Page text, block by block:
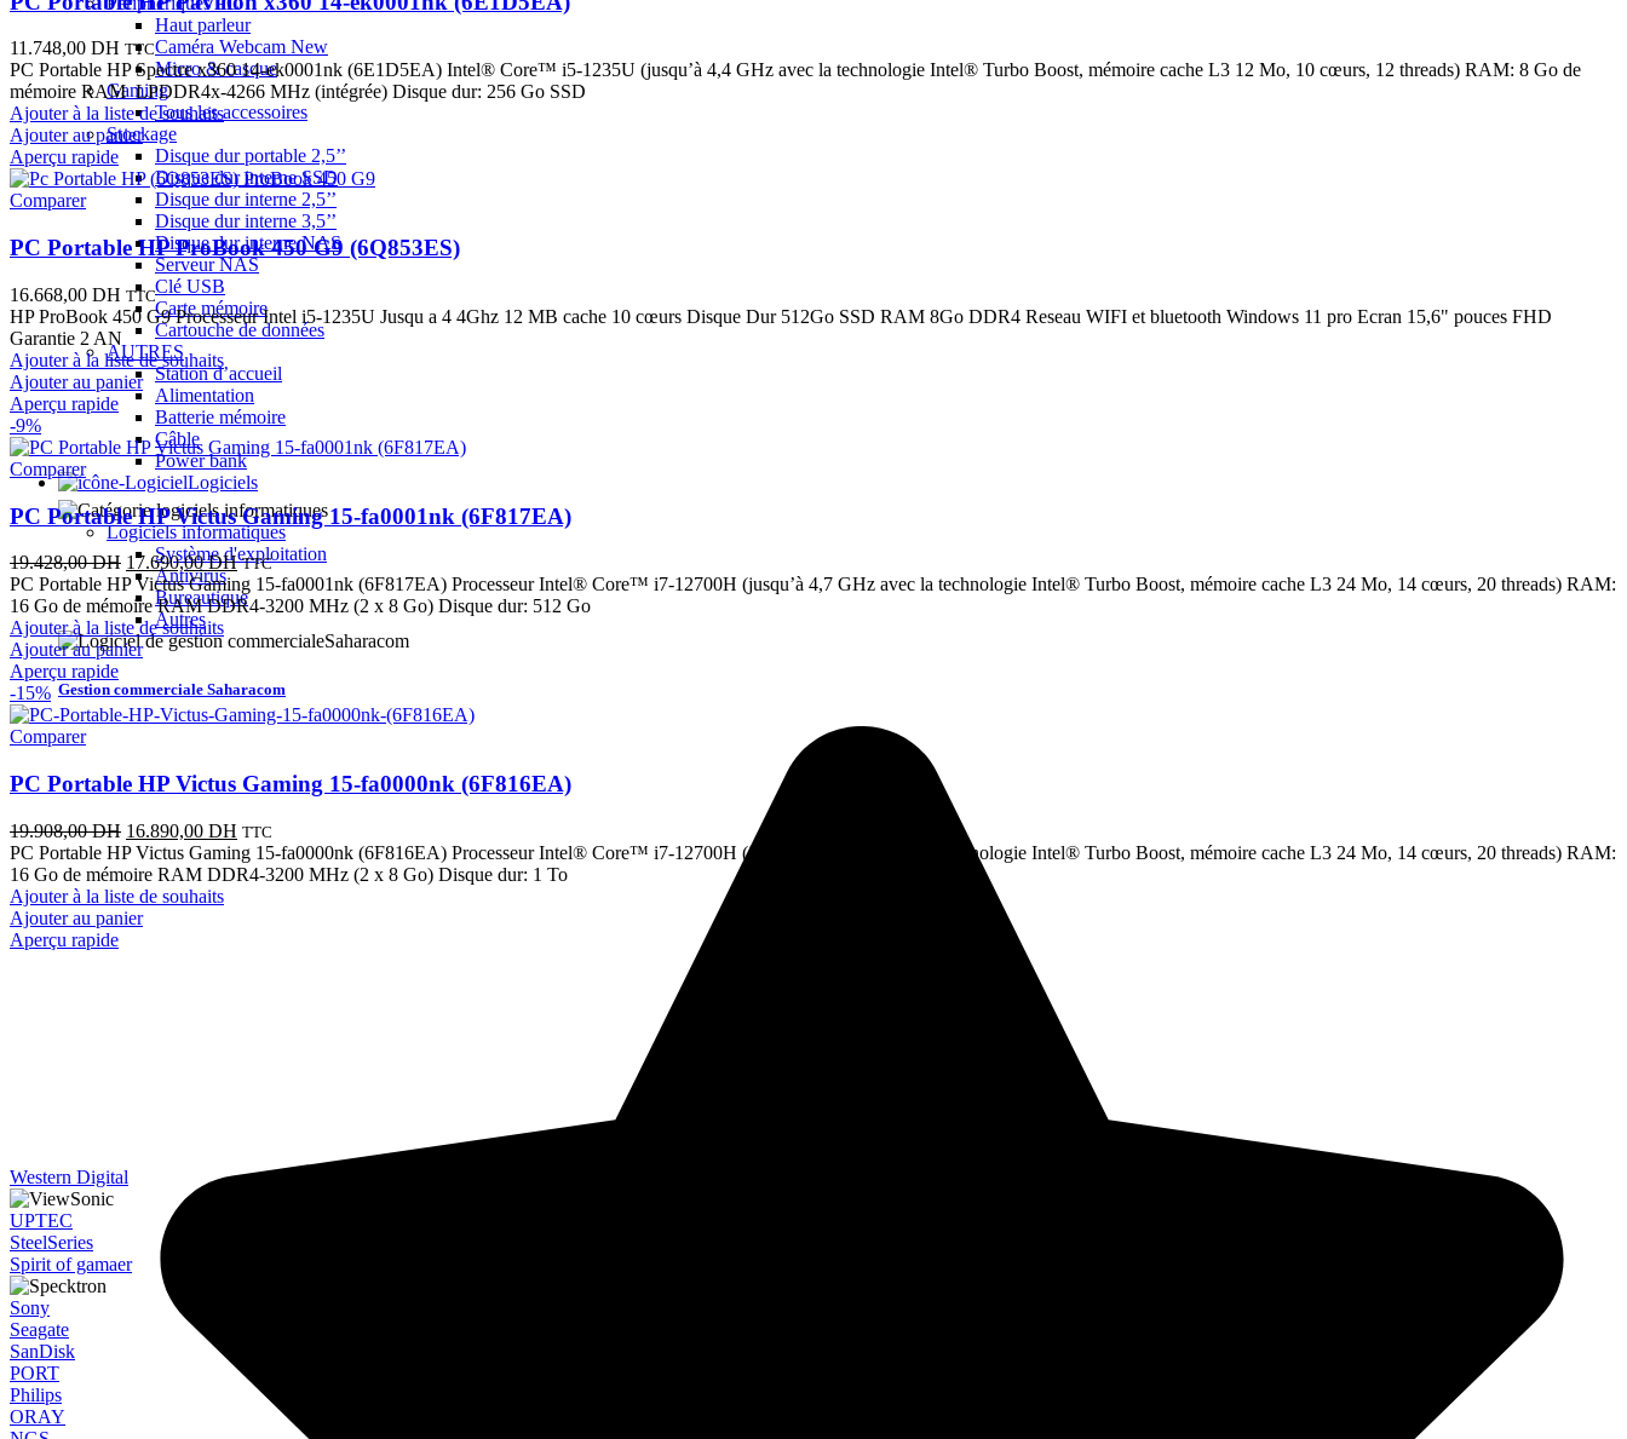
Haut parleur
Caméra Webcam New
Micro & casque
Gaming
Tous les accessoires
Stockage
Disque dur portable 2,5’’
Disque dur interne SSD
Disque dur interne 2,5’’
Disque dur interne 3,5’’
Disque dur interne NAS
Serveur NAS
Clé USB
Carte mémoire
Cartouche de données
AUTRES
Station d’accueil
Alimentation
Batterie mémoire
Câble
Power bank
Logiciels
Logiciels informatiques
Système d'exploitation
Antivirus
Bureautique
Autres
Gestion commerciale Saharacom
11.748,00 DH TTC
PC Portable HP Spectre x360 14-ek0001nk (6E1D5EA) Intel® Core™ i5-1235U (jusqu’à 4,4 GHz avec la technologie Intel® Turbo Boost, mémoire cache L3 12 Mo, 10 cœurs, 12 threads) RAM: 8 Go de
mémoire RAM LPDDR4x-4266 MHz (intégrée) Disque dur: 256 Go SSD
Ajouter à la liste de souhaits
Ajouter au panier
Aperçu rapide
Comparer
PC Portable HP ProBook 450 G9 (6Q853ES)
16.668,00 DH TTC
HP ProBook 450 G9 Processeur Intel i5-1235U Jusqu a 4 4Ghz 12 MB cache 10 cœurs Disque Dur 512Go SSD RAM 8Go DDR4 Reseau WIFI et bluetooth Windows 11 pro Ecran 15,6" pouces FHD
Garantie 2 AN
Ajouter à la liste de souhaits
Ajouter au panier
Aperçu rapide
-9%
Comparer
PC Portable HP Victus Gaming 15-fa0001nk (6F817EA)
19.428,00DH Le
prix
initial
était :
19.428,00 DH.
17.690,00DHLe
prix
actuel
17.690,00 DH.
TTC
PC Portable HP Victus Gaming 15-fa0001nk (6F817EA) Processeur Intel® Core™ i7-12700H (jusqu’à 4,7 GHz avec la technologie Intel® Turbo Boost, mémoire cache L3 24 Mo, 14 cœurs, 20 threads) RAM:
16 Go de mémoire RAM DDR4-3200 MHz (2 x 8 Go) Disque dur: 512 Go
Ajouter à la liste de souhaits
Ajouter au panier
Aperçu rapide
-15%
Comparer
PC Portable HP Victus Gaming 15-fa0000nk (6F816EA)
19.908,00DH Le
prix
initial
était :
19.908,00 DH.
16.890,00 DH Le
prix
actuel
TTC
PC Portable HP Victus Gaming 15-fa0000nk (6F816EA) Processeur Intel® Core™ i7-12700H (jusqu’à 4,7 GHz avec la technologie Intel® Turbo Boost, mémoire cache L3 24 Mo, 14 cœurs, 20 threads) RAM:
16 Go de mémoire RAM DDR4-3200 MHz (2 x 8 Go) Disque dur: 1 To
Ajouter à la liste de souhaits
Ajouter au panier
Aperçu rapide
Western Digital
UPTEC
SteelSeries
Spirit of gamaer
Sony
Seagate
SanDisk
PORT
Philips
ORAY